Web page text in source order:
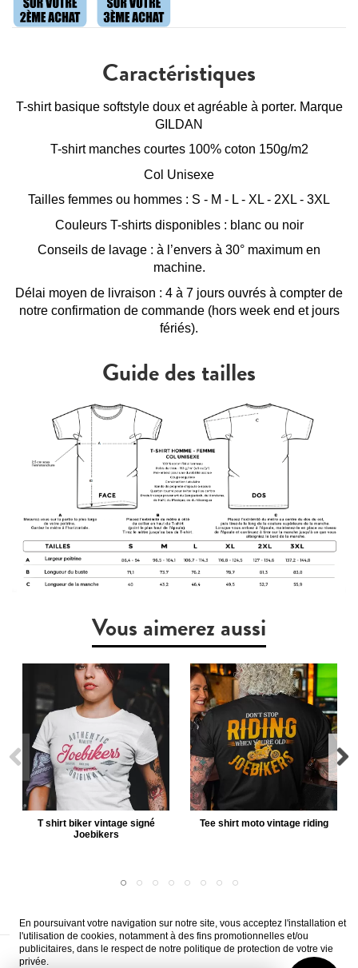
Caractéristiques
T-shirt basique softstyle doux et agréable à porter. Marque
GILDAN
T-shirt manches courtes 100% coton 150g/m2
Col Unisexe
Tailles femmes ou hommes : S - M - L - XL - 2XL - 3XL
Couleurs T-shirts disponibles : blanc ou noir
Conseils de lavage : à l’envers à 30° maximum en
machine.
Délai moyen de livraison : 4 à 7 jours ouvrés à compter de
notre confirmation de commande (hors week end et jours
fériés).
Guide des tailles
Vous aimerez aussi
T shirt biker vintage signé
Joebikers
Tee shirt moto vintage riding
A propos Paiement sécurisé
En poursuivant votre navigation sur notre site, vous acceptez l'installation et
l'utilisation de cookies, notamment à des fins promotionnelles et/ou
publicitaires, dans le respect de notre politique de protection de votre vie
privée.